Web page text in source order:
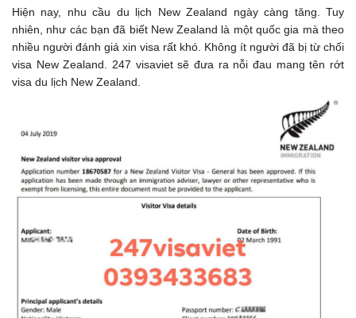
Hiện nay, nhu cầu du lịch New Zealand ngày càng tăng. Tuy
nhiên, như các bạn đã biết New Zealand là một quốc gia mà theo
nhiều người đánh giá xin visa rất khó. Không ít người đã bị từ chối
visa New Zealand. 247 visaviet sẽ đưa ra nỗi đau mang tên rớt
visa du lịch New Zealand.